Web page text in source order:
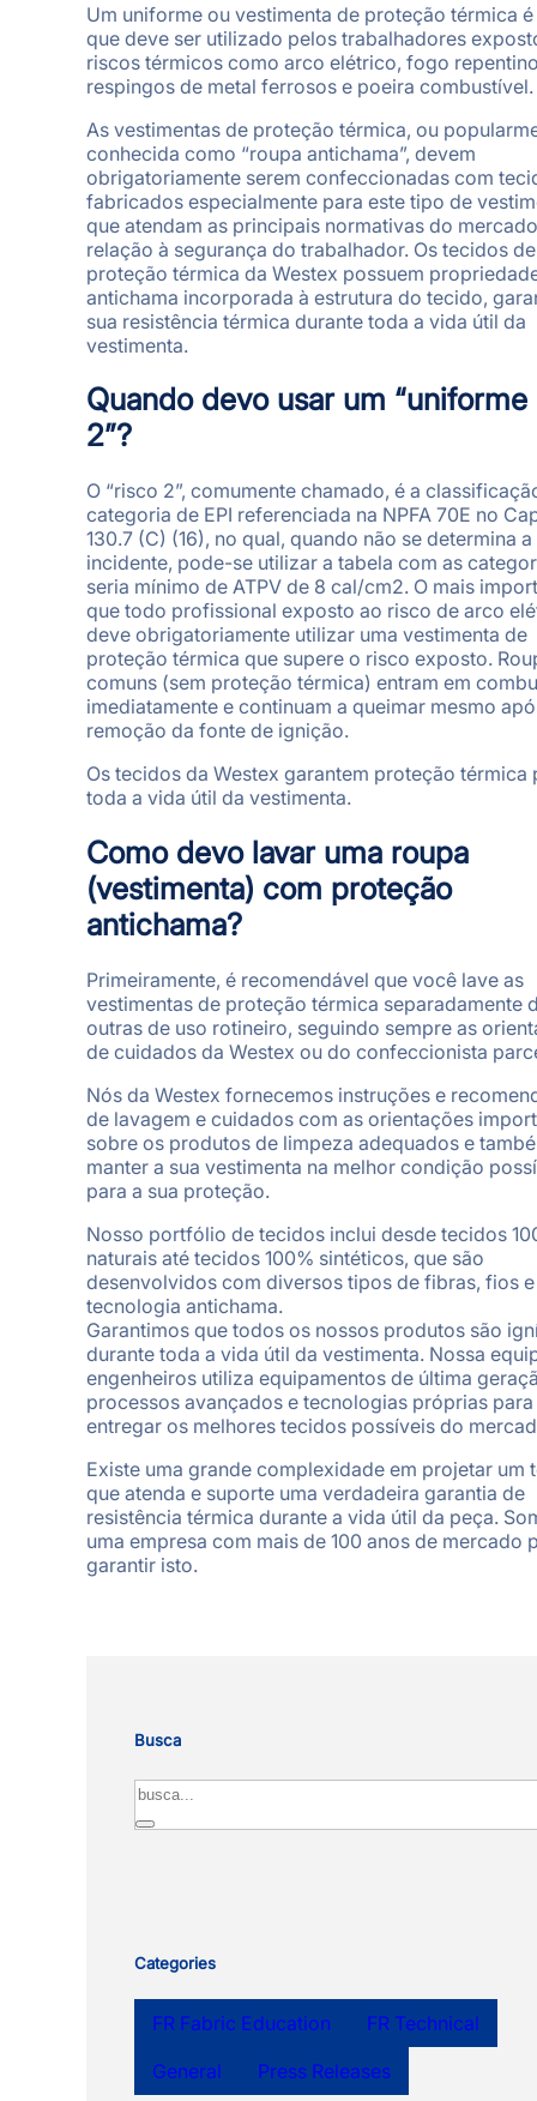
Um uniforme ou vestimenta de proteção térmica é
que deve ser utilizado pelos trabalhadores
riscos térmicos como arco elétrico, fogo
respingos de metal ferrosos e poeira combustível.
As vestimentas de proteção térmica, ou
conhecida como “roupa antichama”, devem
obrigatoriamente serem confeccionadas com
fabricados especialmente para este tipo de
que atendam as principais normativas do
relação à segurança do trabalhador. Os tecidos de
proteção térmica da Westex possuem
antichama incorporada à estrutura do tecido,
sua resistência térmica durante toda a vida útil da
vestimenta.
Quando devo usar um
2”?
O “risco 2”, comumente chamado, é a
categoria de EPI referenciada na NPFA 70E no
130.7 (C) (16), no qual, quando não se determina
incidente, pode-se utilizar a tabela com as
seria mínimo de ATPV de 8 cal/cm2. O mais
que todo profissional exposto ao risco de arco
deve obrigatoriamente utilizar uma vestimenta de
proteção térmica que supere o risco exposto.
comuns (sem proteção térmica) entram em
imediatamente e continuam a queimar mesmo
remoção da fonte de ignição.
Os tecidos da Westex garantem proteção térmica
toda a vida útil da vestimenta.
Como devo lavar uma roupa
(vestimenta) com proteção
antichama?
Primeiramente, é recomendável que você lave as
vestimentas de proteção térmica separadamente
outras de uso rotineiro, seguindo sempre as
de cuidados da Westex ou do confeccionista
Nós da Westex fornecemos instruções e
de lavagem e cuidados com as orientações
sobre os produtos de limpeza adequados e
manter a sua vestimenta na melhor condição
para a sua proteção.
Nosso portfólio de tecidos inclui desde tecidos
naturais até tecidos 100% sintéticos, que são
desenvolvidos com diversos tipos de fibras, fios e
tecnologia antichama.
Garantimos que todos os nossos produtos são
durante toda a vida útil da vestimenta. Nossa
engenheiros utiliza equipamentos de última
processos avançados e tecnologias próprias para
entregar os melhores tecidos possíveis do
Existe uma grande complexidade em projetar um
que atenda e suporte uma verdadeira garantia de
resistência térmica durante a vida útil da peça.
uma empresa com mais de 100 anos de mercado
garantir isto.
Busca
Search
Categories
FR Fabric Education
FR Technical
General
Press Releases